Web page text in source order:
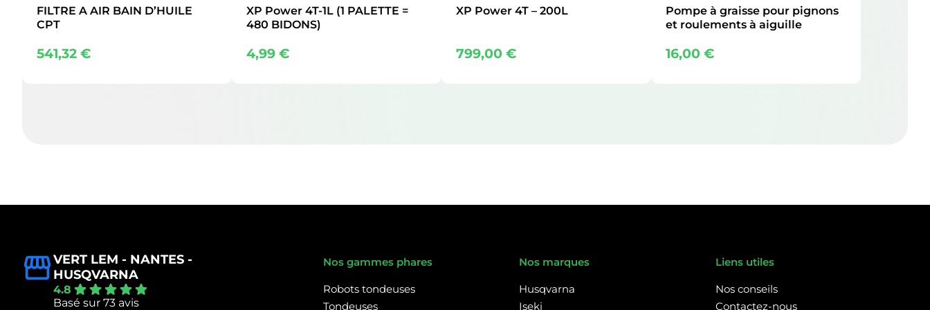
FILTRE A AIR BAIN D’HUILE
CPT
541,32€
XP Power 4T-1L (1 PALETTE =
480 BIDONS)
4,99€
XP Power 4T – 200L
799,00€
Pompe à graisse pour pignons
et roulements à aiguille
16,00€
VERT LEM - NANTES -
HUSQVARNA
4.8
Basé sur 73 avis
Nos gammes phares
Robots tondeuses
Tondeuses
Nos marques
Husqvarna
Iseki
Liens utiles
Nos conseils
Contactez-nous